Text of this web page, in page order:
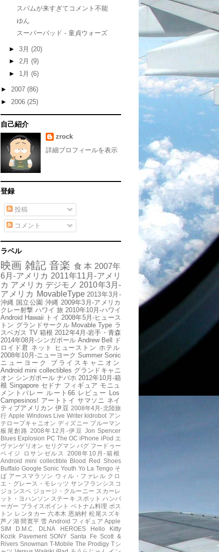
スパムが来すぎてコメント不能
ゆん
スーパーバッド - 童貞ウォーズ
► 3月 (20)
► 2月 (9)
► 1月 (6)
► 2007 (86)
► 2006 (25)
自己紹介
zrock
詳細プロフィールを表示
登録
投稿
コメント
ラベル
映画 雑記 音楽 食 本 2007年
6月-アメリカ 2011年11月-アメリ
カ アメリカ デジモノ 2010年3月-
アメリカ MovableType 2013年3月-
沖縄 国立公園 沖縄 2009年3月-アメリカ
クレー射撃 ハワイ 旅 2010年10月-ハワイ
Android Hawaii トイ 2008年5月-ヒュース
トン グランドサークル Movable Type ラ
スベガス TV 箱根 2012年4月-岩手・青森
2014年08月-シンガポール Andrew Bell ド
ロイド君 ネット ヒューストン ホテル
2008年10月-ニューヨーク Summer Sonic
ニューヨーク
ブライスキャニオン
Android mini collectibles グランドキャニ
オン シンガポール ナバホ 2012年10月-箱
根 Singapore セドナ フィギュア モニュ
メントバレー ルート66 レビュー Los
Campesinos! アートトイ サマソニ ネイ
ティブアメリカン 伊豆 2008年4月-北陸旅
行 Apple Windows Live Writer kidrobot アン
テロープキャニオン ディズニー ブルーマン
板尾創路
2008年12月-伊豆
Jon Spencer
Blues Explosion PC The OC iPhone iPod エ
ヴァンゲリオン セリグマン バグ フードゥー
ペイジ
ロサンゼルス
2008年10月-箱根
Android mini collectible Blood Red Shoes
Buffalo Google Sonic Youth Yo La Tengo そ
ば アースマラソン ウィル・ファレル クロ
エ・グレース・モレッツ サンフランシスコ
ジョンスペ ジョージ・クルーニー スカーレ
ット・ヨハンソン ステーキ スポット ハンバ
ーガー ブライスポイント ベトナム料理 ボス
トン レンタカー 六本木 恩納村 松尾スズキ
芦ノ湖 間寛平 雪 Android フィギュア Apple
SIM
D.M.C. DLNA HEROES
Hello Kitty
Kozik
Pavement SONY Santa Fe
Scott &
Rivers Snowman T-Mobile The Prodigy Tシ